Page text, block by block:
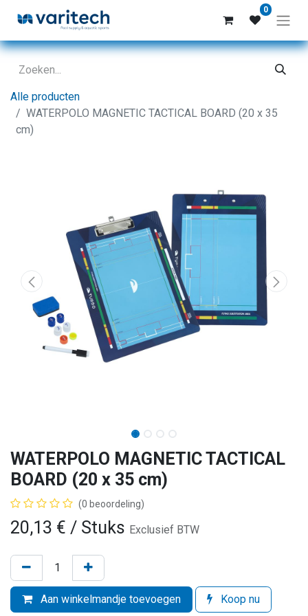
0
Alle producten
WATERPOLO MAGNETIC TACTICAL BOARD (20 x 35
cm)
WATERPOLO MAGNETIC TACTICAL
BOARD (20 x 35 cm)
(0 beoordeling)
20,13 € / Stuks Exclusief BTW
Aan winkelmandje toevoegen Koop nu